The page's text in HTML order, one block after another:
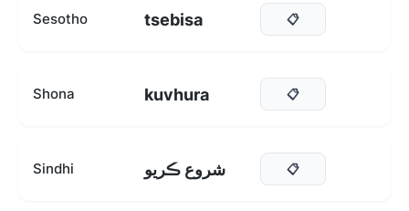
Sesotho tsebisa 📋
Shona kuvhura 📋
Sindhi شروع ڪريو 📋